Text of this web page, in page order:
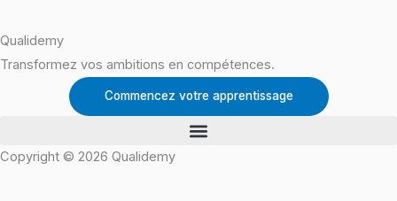
Qualidemy
Transformez vos ambitions en compétences.
Commencez votre apprentissage
Copyright © 2026 Qualidemy